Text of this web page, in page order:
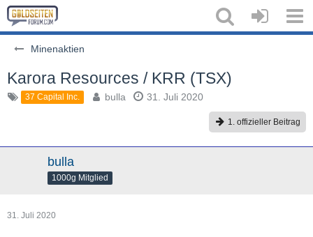
Minenaktien
Karora Resources / KRR (TSX)
37 Capital Inc. bulla 31. Juli 2020
1. offizieller Beitrag
bulla
1000g Mitglied
31. Juli 2020